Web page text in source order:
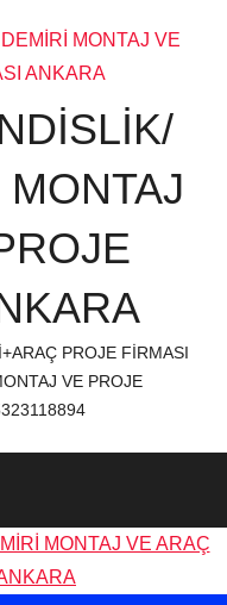
PROJE FİRMASI
VE PROJE